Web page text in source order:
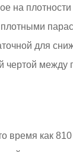
на
плотными
для
чертой между
время как